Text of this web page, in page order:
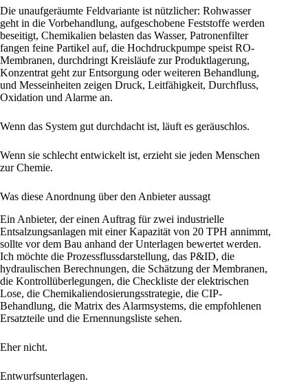
Die unaufgeräumte Feldvariante ist nützlicher: Rohwasser
geht in die Vorbehandlung, aufgeschobene Feststoffe werden
beseitigt, Chemikalien belasten das Wasser, Patronenfilter
fangen feine Partikel auf, die Hochdruckpumpe speist RO-
Membranen, durchdringt Kreisläufe zur Produktlagerung,
Konzentrat geht zur Entsorgung oder weiteren Behandlung,
und Messeinheiten zeigen Druck, Leitfähigkeit, Durchfluss,
Oxidation und Alarme an.
Wenn das System gut durchdacht ist, läuft es geräuschlos.
Wenn sie schlecht entwickelt ist, erzieht sie jeden Menschen
zur Chemie.
Was diese Anordnung über den Anbieter aussagt
Ein Anbieter, der einen Auftrag für zwei industrielle
Entsalzungsanlagen mit einer Kapazität von 20 TPH annimmt,
sollte vor dem Bau anhand der Unterlagen bewertet werden.
Ich möchte die Prozessflussdarstellung, das P&ID, die
hydraulischen Berechnungen, die Schätzung der Membranen,
die Kontrollüberlegungen, die Checkliste der elektrischen
Lose, die Chemikaliendosierungsstrategie, die CIP-
Behandlung, die Matrix des Alarmsystems, die empfohlenen
Ersatzteile und die Ernennungsliste sehen.
Eher nicht.
Entwurfsunterlagen.